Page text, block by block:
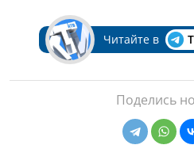
Читайте в
Поделись